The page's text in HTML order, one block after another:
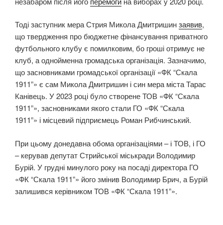
Тоді заступник мера Стрия Микола Дмитришинзаявив,
що твердження про бюджетне фінансування приватного
футбольного клубу є помилковим, бо гроші отримує не
клуб, а однойменна громадська організація. Зазначимо,
що засновниками громадської організації «ФК “Скала
1911”» є сам Микола Дмитришин і син мера міста Тарас
Канівець. У 2023 році було створене ТОВ «ФК “Скала
1911”», засновниками якого стали ГО «ФК “Скала
1911”» і місцевий підприємець Роман Рибчинський.
При цьому донедавна обома організаціями – і ТОВ, і ГО
– керував депутат Стрийської міськради Володимир
Бурій. У грудні минулого року на посаді директора ГО
«ФК “Скала 1911”» його змінив Володимир Брич, а Бурій
залишився керівником ТОВ «ФК “Скала 1911”».